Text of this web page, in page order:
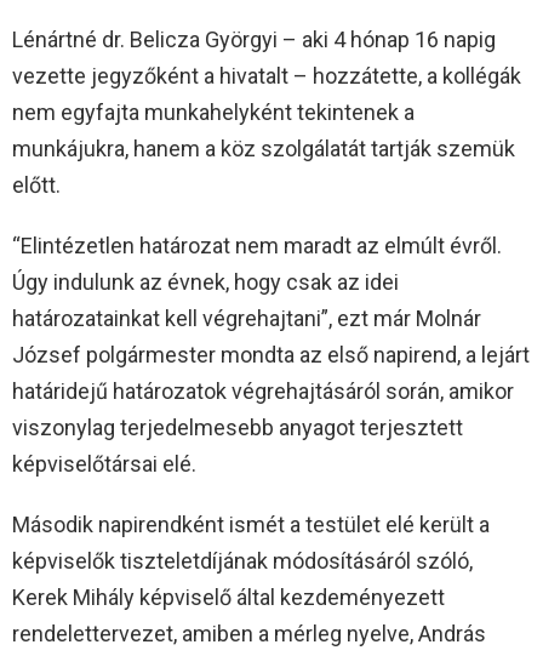
Lénártné dr. Belicza Györgyi – aki 4 hónap 16 napig
vezette jegyzőként a hivatalt – hozzátette, a kollégák
nem egyfajta munkahelyként tekintenek a
munkájukra, hanem a köz szolgálatát tartják szemük
előtt.
“Elintézetlen határozat nem maradt az elmúlt évről.
Úgy indulunk az évnek, hogy csak az idei
határozatainkat kell végrehajtani”, ezt már Molnár
József polgármester mondta az első napirend, a lejárt
határidejű határozatok végrehajtásáról során, amikor
viszonylag terjedelmesebb anyagot terjesztett
képviselőtársai elé.
Második napirendként ismét a testület elé került a
képviselők tiszteletdíjának módosításáról szóló,
Kerek Mihály képviselő által kezdeményezett
rendelettervezet, amiben a mérleg nyelve, András